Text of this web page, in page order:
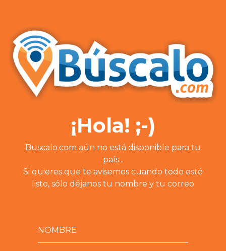
¡Hola! ;-)
Buscalo.com aún no está disponible para tu
país...
Si quieres que te avisemos cuando todo esté
listo, sólo déjanos tu nombre y tu correo